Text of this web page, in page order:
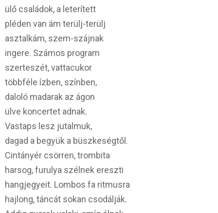
ülő családok, a leterített
pléden van ám terülj-terülj
asztalkám, szem-szájnak
ingere. Számos program
szerteszét, vattacukor
többféle ízben, színben,
daloló madarak az ágon
ülve koncertet adnak.
Vastaps lesz jutalmuk,
dagad a begyük a büszkeségtől.
Cintányér csörren, trombita
harsog, furulya szélnek ereszti
hangjegyeit. Lombos fa ritmusra
hajlong, táncát sokan csodálják.